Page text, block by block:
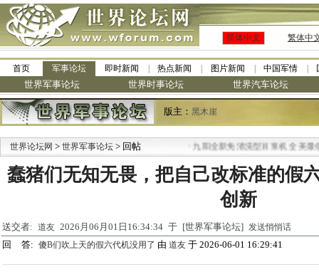
简体中文 繁体中
首页 军事论坛 即时新闻 热点新闻 图片新闻 中国军情
世界军事论坛 世界时事论坛 世界汽车论坛
版主： 黑木崖
世界论坛网 > 世界军事论坛 > 回帖 九阳全新免清洗型豆浆机 全美最低
蠢猪们无知无畏，把自己改标准的假
创新
送交者: 道友 2026月06月01日16:34:34 于 [世界军事论坛] 发送悄悄话
回 答: 傻B们吹上天的假六代机没用了 由 道友 于 2026-06-01 16:29:41